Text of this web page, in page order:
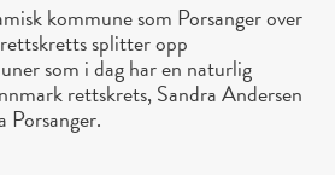
kommune som Porsanger over
splitter opp
som i dag har en naturlig
rettskrets, Sandra Andersen